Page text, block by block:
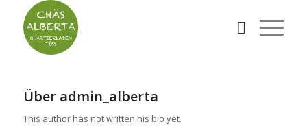
Über admin_alberta
This author has not written his bio yet.